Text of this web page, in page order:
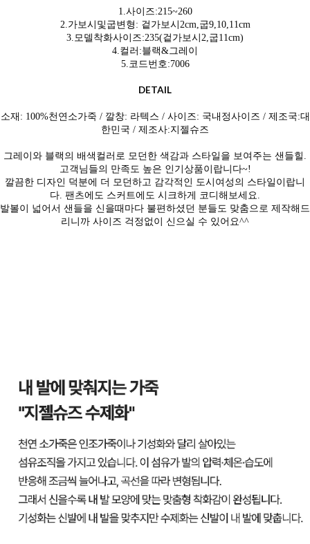
1.사이즈:215~260
2.가보시및굽변형: 겉가보시2cm,굽9,10,11cm
3.모델착화사이즈:235(겉가보시2,굽11cm)
4.컬러:블랙&그레이
5.코드번호:7006
DETAIL
소재: 100%천연소가죽 / 깔창: 라텍스 / 사이즈: 국내정사이즈 / 제조국:대
한민국 / 제조사:지젤슈즈
그레이와 블랙의 배색컬러로 모던한 색감과 스타일을 보여주는 샌들힐.
고객님들의 만족도 높은 인기상품이랍니다~!
깔끔한 디자인 덕분에 더 모던하고 감각적인 도시여성의 스타일이랍니
다. 팬츠에도 스커트에도 시크하게 코디해보세요.
발볼이 넓어서 샌들을 신을때마다 불편하셨던 분들도 맞춤으로 제작해드
리니까 사이즈 걱정없이 신으실 수 있어요^^